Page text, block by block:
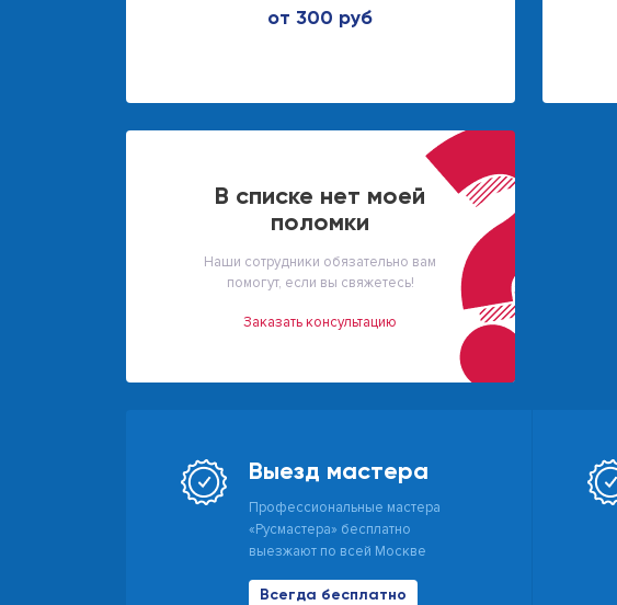
от 300 руб
В списке нет моей
поломки
Наши сотрудники обязательно вам
помогут, если вы свяжетесь!
Заказать консультацию
Выезд мастера
Профессиональные мастера
«Русмастера» бесплатно
выезжают по всей Москве
Всегда бесплатно